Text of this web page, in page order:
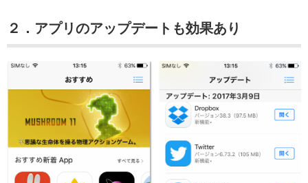
２．アプリのアップデートも効果あり